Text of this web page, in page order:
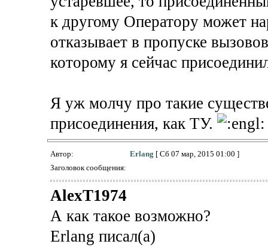
к другому Оператору может
отказывает в пропуске
которому я сейчас
Я уж молчу про такие
присоединения, как ТУ.
Автор: Erlang [ Сб 07 мар, 2015 01:00 ]
Заголовок сообщения:
AlexT1974
А как такое возможно?
Erlang писал(а)